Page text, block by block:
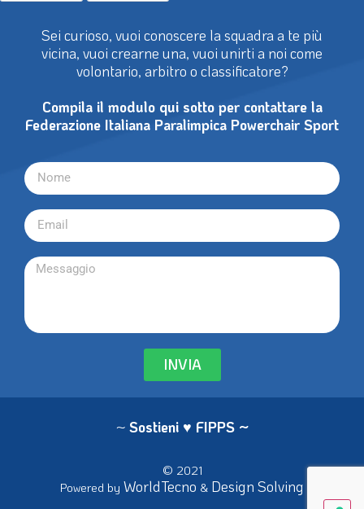
Sei curioso, vuoi conoscere la squadra a te più
vicina, vuoi crearne una, vuoi unirti a noi come
volontario, arbitro o classificatore?
Compila il modulo qui sotto per contattare la
Federazione Italiana Paralimpica Powerchair Sport
INVIA
~ Sostieni ♥ FIPPS ~
© 2021
Powered by WorldTecno & Design Solving